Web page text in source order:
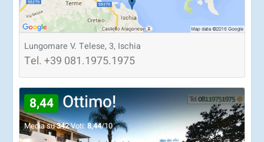
Lungomare V. Telese, 3, Ischia
Tel.+39 081.1975.1975
8,44 Ottimo!
Media su342Voti:8,44/10